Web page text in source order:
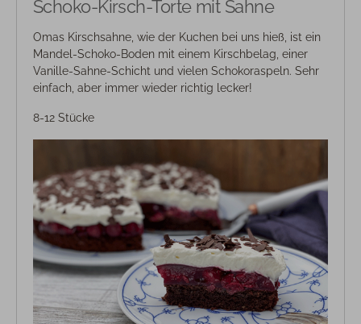
Schoko-Kirsch-Torte mit Sahne
Omas Kirschsahne, wie der Kuchen bei uns hieß, ist ein
Mandel-Schoko-Boden mit einem Kirschbelag, einer
Vanille-Sahne-Schicht und vielen Schokoraspeln. Sehr
einfach, aber immer wieder richtig lecker!
8-12 Stücke